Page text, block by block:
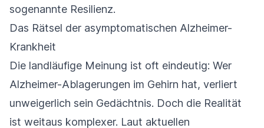
sogenannte Resilienz.
Das Rätsel der asymptomatischen Alzheimer-
Krankheit
Die landläufige Meinung ist oft eindeutig: Wer
Alzheimer-Ablagerungen im Gehirn hat, verliert
unweigerlich sein Gedächtnis. Doch die Realität
ist weitaus komplexer. Laut aktuellen